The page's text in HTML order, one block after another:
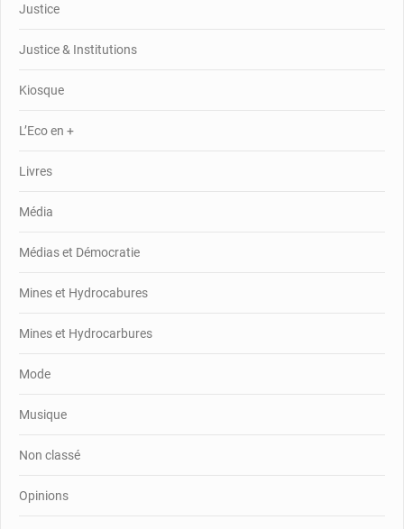
Justice
Justice & Institutions
Kiosque
L’Eco en +
Livres
Média
Médias et Démocratie
Mines et Hydrocabures
Mines et Hydrocarbures
Mode
Musique
Non classé
Opinions